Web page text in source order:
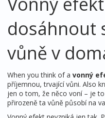
dosáhnout
vůně v
When you think of a vonný
příjemnou, trvající vůni. Also
jen o tom, že něco voní – je
přirozeně ta vůně působí na